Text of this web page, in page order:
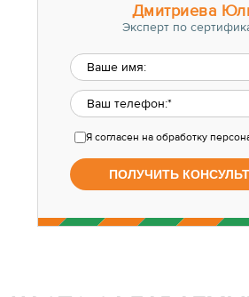
Дмитриева
Эксперт по
Я согласен на обработку